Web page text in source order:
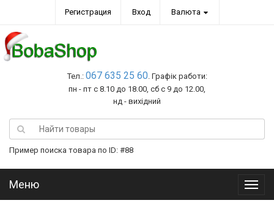
Регистрация Вход Валюта
Тел.: 067 635 25 60. Графік работи:
пн - пт с 8.10 до 18.00, сб с 9 до 12.00,
нд - вихідний
Пример поиска товара по ID: #88
Меню
Меню